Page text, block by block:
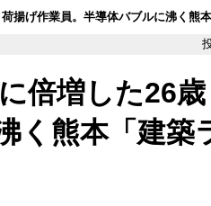
揚げ作業員。半導体バブルに沸く熊
倍増した26
く熊本「建築